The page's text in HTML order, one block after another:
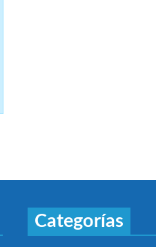
Categorías